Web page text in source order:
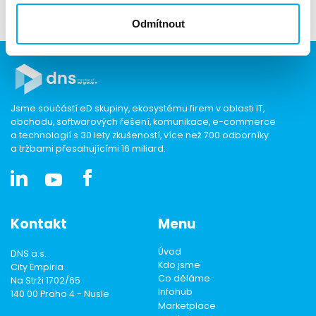
Odmítnout
Jiří Líbal- Presales & Technický garantjlibal@dns.cz
Jsme součástí eD skupiny, ekosystému firem v oblasti IT,
obchodu, softwarových řešení, komunikace, e-commerce
a technologií s 30 lety zkušeností, více než 700 odborníky
a tržbami přesahujícími 16 miliard.
Kontakt
DNS a.s.
City Empiria
Na Strži 1702/65
140 00 Praha 4 - Nusle
Menu
Úvod
Kdo jsme
Co děláme
Infohub
Marketplace